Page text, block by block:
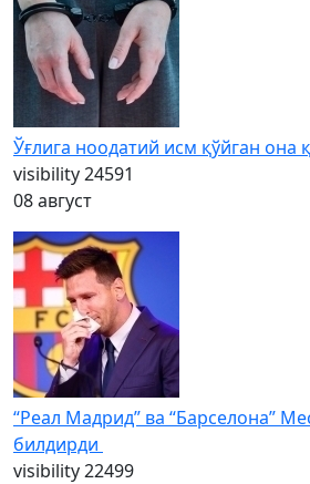
Ўғлига ноодатий исм қўйган она
visibility24591
08 август
“Реал Мадрид” ва “Барселона”
билдирди
visibility22499